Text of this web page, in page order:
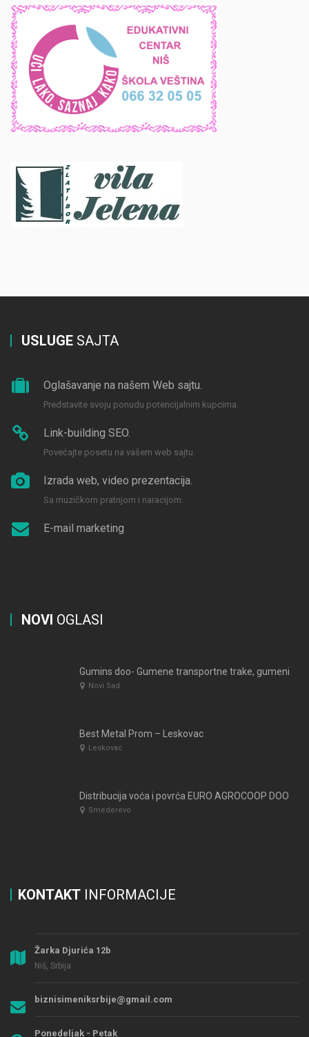
USLUGE SAJTA
Oglašavanje na našem Web sajtu.
Predstavite svoju ponudu potencijalnim kupcima.
Link-building SEO.
Povećajte posetu na vašem web sajtu.
Izrada web, video prezentacija.
Sa muzičkom pratnjom i naracijom.
E-mail marketing
NOVI OGLASI
Novi Sad
Best Metal Prom – Leskovac
Leskovac
Distribucija voća i povrća EURO AGROCOOP DOO
Smederevo
KONTAKT INFORMACIJE
Žarka Djurića 12b
Niš, Srbija
biznisimeniksrbije@gmail.com
Ponedeljak - Petak